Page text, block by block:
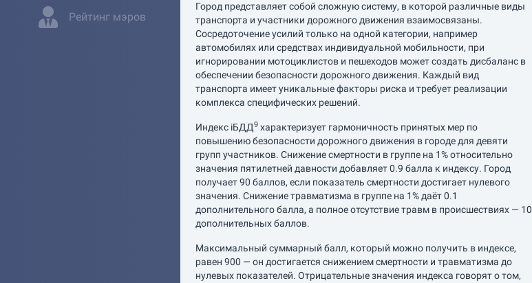
Рейтинг мэров
Город представляет собой сложную систему, в которой различные виды
транспорта и участники дорожного движения взаимосвязаны.
Сосредоточение усилий только на одной категории, например
автомобилях или средствах индивидуальной мобильности, при
игнорировании мотоциклистов и пешеходов может создать дисбаланс в
обеспечении безопасности дорожного движения. Каждый вид
транспорта имеет уникальные факторы риска и требует реализации
комплекса специфических решений.
Индекс iБДД9 характеризует гармоничность принятых мер по
повышению безопасности дорожного движения в городе для девяти
групп участников. Снижение смертности в группе на 1% относительно
значения пятилетней давности добавляет 0.9 балла к индексу. Город
получает 90 баллов, если показатель смертности достигает нулевого
значения. Снижение травматизма в группе на 1% даёт 0.1
дополнительного балла, а полное отсутствие травм в происшествиях — 10
дополнительных баллов.
Максимальный суммарный балл, который можно получить в индексе,
равен 900 — он достигается снижением смертности и травматизма до
нулевых показателей. Отрицательные значения индекса говорят о том,